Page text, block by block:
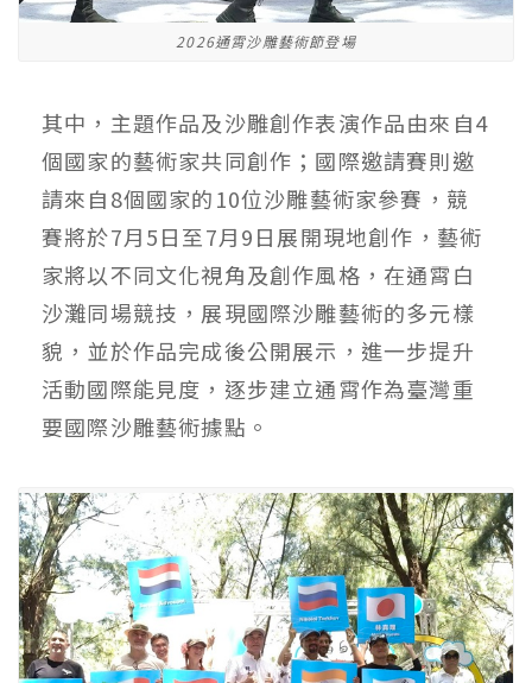
2026通霄沙雕藝術節登場
其中，主題作品及沙雕創作表演作品由來自4
個國家的藝術家共同創作；國際邀請賽則邀
請來自8個國家的10位沙雕藝術家參賽，競
賽將於7月5日至7月9日展開現地創作，藝術
家將以不同文化視角及創作風格，在通霄白
沙灘同場競技，展現國際沙雕藝術的多元樣
貌，並於作品完成後公開展示，進一步提升
活動國際能見度，逐步建立通霄作為臺灣重
要國際沙雕藝術據點。